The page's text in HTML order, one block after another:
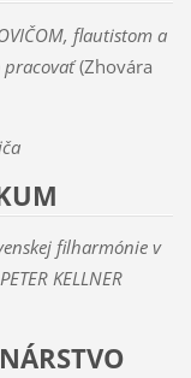
flautistom a
pracovať (Zhovára
filharmónie v
KELLNER